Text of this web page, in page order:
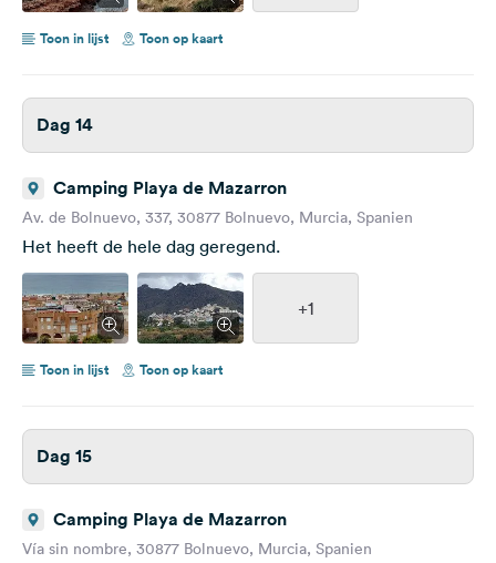
Toon in lijst Toon op kaart
Dag 14
Camping Playa de Mazarron
Av. de Bolnuevo, 337, 30877 Bolnuevo, Murcia, Spanien
Het heeft de hele dag geregend.
+1
Toon in lijst Toon op kaart
Dag 15
Camping Playa de Mazarron
Vía sin nombre, 30877 Bolnuevo, Murcia, Spanien